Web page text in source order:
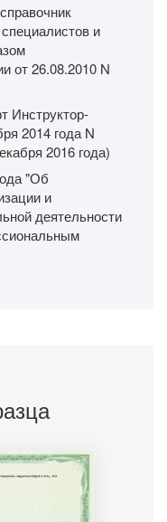
и
от 26.08.2010 N
Инструктор-
2014 года N
2016 года)
"Об
и
деятельности